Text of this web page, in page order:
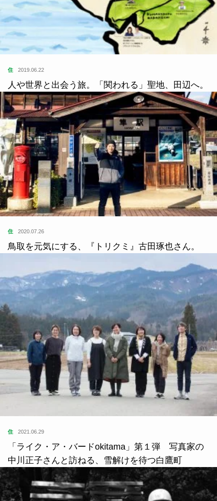
住 2019.06.22
人や世界と出会う旅。「関われる」聖地、田辺へ。
住 2020.07.26
鳥取を元気にする、『トリクミ』古田琢也さん。
住 2021.06.29
「ライク・ア・バードokitama」第１弾 写真家の
中川正子さんと訪ねる、雪解けを待つ白鷹町